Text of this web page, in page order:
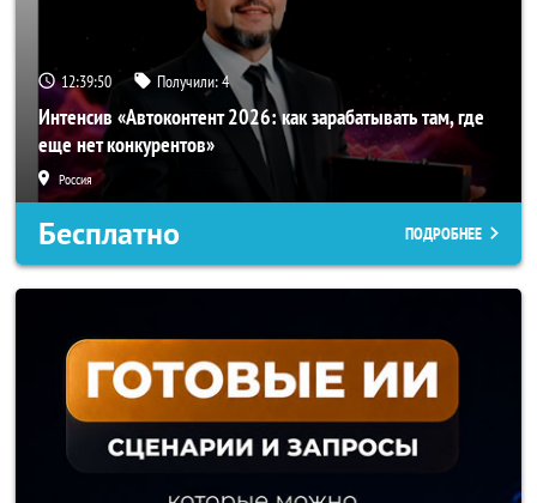
12:39:49 Получили:4
Интенсив «Автоконтент 2026: как зарабатывать там, где
еще нет конкурентов»
Россия
Бесплатно ПОДРОБНЕЕ